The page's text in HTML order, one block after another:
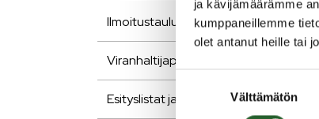
ja kävijämäärämme
kumppaneillemme
olet antanut heille tai
Suostumuksen
valinta
Välttämätön
Ilmoitustaulu ja kuulutukset
Viranhaltijapäätökset
Esityslistat ja pöytäkirjat